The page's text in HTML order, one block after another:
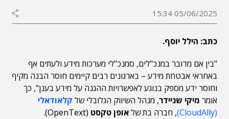
05/06/2025 15:34
כתב: הילל יוסף.
"בין אם מדובר במנכ"לים, סמנכ"לי מערכות מידע ולעתים אף
באחראי אבטחת מידע – בארגונים רבים קיימים חוסר הבנה מקיף
וחוסר ידע מספק בנוגע לאפשרויות ההגנה על מידע בענן", כך
אומר מיקי שניידר, מנהל השיווק הגלובלי של קלאודאלי
(CloudAlly)
, חברה בת שלאופן טקסט (OpenText).